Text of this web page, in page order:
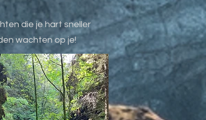
die je hart sneller
wachten op je!